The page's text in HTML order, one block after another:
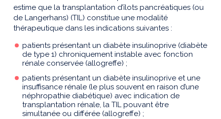
estime que la transplantation d’îlots pancréatiques (ou
de Langerhans) (TIL) constitue une modalité
thérapeutique dans les indications suivantes :
patients présentant un diabète insulinoprive (diabète
de type 1) chroniquement instable avec fonction
rénale conservée (allogreffe) ;
patients présentant un diabète insulinoprive et une
insuffisance rénale (le plus souvent en raison d’une
néphropathie diabétique) avec indication de
transplantation rénale, la TIL pouvant être
simultanée ou différée (allogreffe) ;